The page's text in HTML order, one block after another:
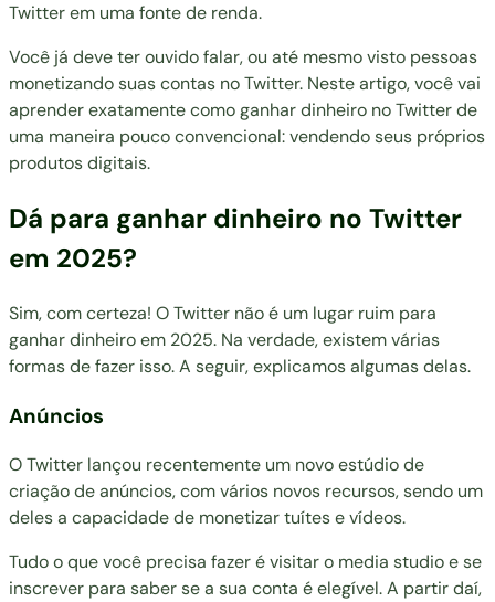
Twitter em uma fonte de renda.
Você já deve ter ouvido falar, ou até mesmo visto pessoas
monetizando suas contas no Twitter. Neste artigo, você vai
aprender exatamente como ganhar dinheiro no Twitter de
uma maneira pouco convencional: vendendo seus próprios
produtos digitais.
Dá para ganhar dinheiro no Twitter
em 2025?
Sim, com certeza! O Twitter não é um lugar ruim para
ganhar dinheiro em 2025. Na verdade, existem várias
formas de fazer isso. A seguir, explicamos algumas delas.
Anúncios
O Twitter lançou recentemente um novo estúdio de
criação de anúncios, com vários novos recursos, sendo um
deles a capacidade de monetizar tuítes e vídeos.
Tudo o que você precisa fazer é visitar o media studioe se
inscrever para saber se a sua conta é elegível. A partir daí,